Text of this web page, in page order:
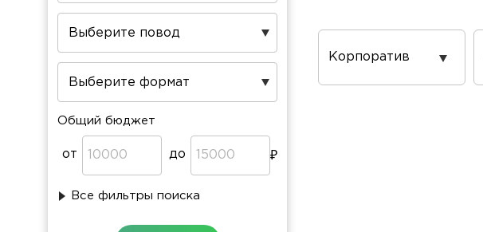
Общий бюджет
от до
Все фильтры поиска
Повод
проведения